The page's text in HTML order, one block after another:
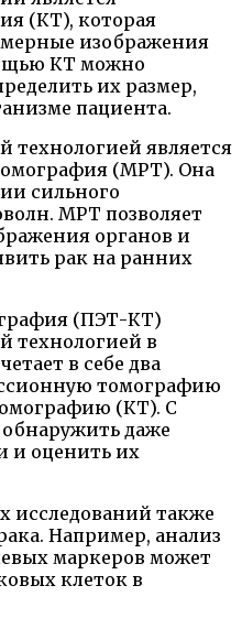
(КТ), которая
изображения
КТ можно
их размер,
пациента.
технологией является
(МРТ). Она
сильного
МРТ позволяет
органов и
рак на ранних
(ПЭТ-КТ)
технологией в
в себе два
томографию
(КТ). С
даже
и оценить их
исследований также
Например, анализ
маркеров может
клеток в